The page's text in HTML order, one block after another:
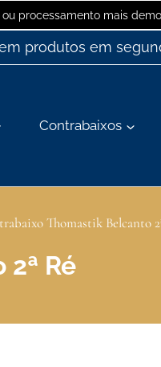
processamento mais
produtos em
Contrabaixos
Thomastik Belcanto
Ré